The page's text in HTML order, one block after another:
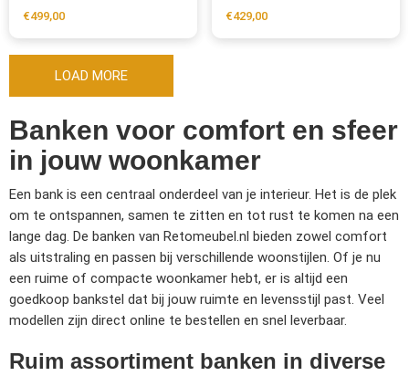
€499,00
€429,00
LOAD MORE
Banken voor comfort en sfeer
in jouw woonkamer
Een bank is een centraal onderdeel van je interieur. Het is de plek
om te ontspannen, samen te zitten en tot rust te komen na een
lange dag. De banken van Retomeubel.nl bieden zowel comfort
als uitstraling en passen bij verschillende woonstijlen. Of je nu
een ruime of compacte woonkamer hebt, er is altijd een
goedkoop bankstel dat bij jouw ruimte en levensstijl past. Veel
modellen zijn direct online te bestellen en snel leverbaar.
Ruim assortiment banken in diverse